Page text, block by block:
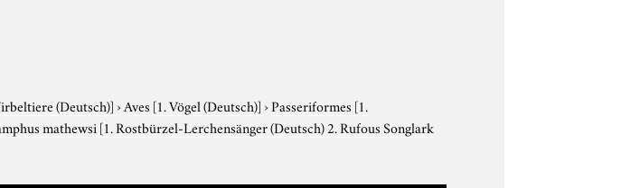
(Deutsch)]›Aves [1. Vögel (Deutsch)]›Passeriformes [1.
mathewsi [1. Rostbürzel-Lerchensänger (Deutsch) 2. Rufous Songlark